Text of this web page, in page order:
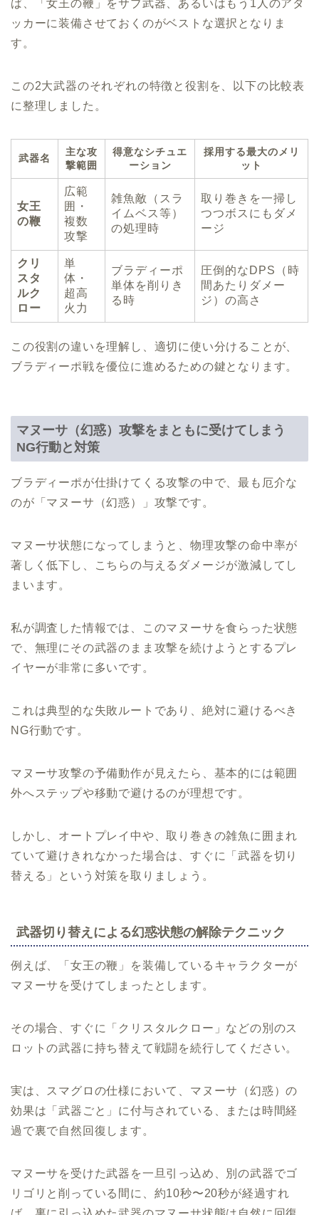
ば、「女王の鞭」をサブ武器、あるいはもう1人のアタ
ッカーに装備させておくのがベストな選択となりま
す。
この2大武器のそれぞれの特徴と役割を、以下の比較表
に整理しました。
武器名
主な攻
撃範囲
得意なシチュエ
ーション
採用する最大のメリ
ット
女王
の鞭
広範
囲・
複数
攻撃
雑魚敵（スラ
イムベス等）
の処理時
取り巻きを一掃し
つつボスにもダメ
ージ
クリ
スタ
ルク
ロー
単
体・
超高
火力
ブラディーポ
単体を削りき
る時
圧倒的なDPS（時
間あたりダメー
ジ）の高さ
この役割の違いを理解し、適切に使い分けることが、
ブラディーポ戦を優位に進めるための鍵となります。
マヌーサ（幻惑）攻撃をまともに受けてしまう
NG行動と対策
ブラディーポが仕掛けてくる攻撃の中で、最も厄介な
のが「マヌーサ（幻惑）」攻撃です。
マヌーサ状態になってしまうと、物理攻撃の命中率が
著しく低下し、こちらの与えるダメージが激減してし
まいます。
私が調査した情報では、このマヌーサを食らった状態
で、無理にその武器のまま攻撃を続けようとするプレ
イヤーが非常に多いです。
これは典型的な失敗ルートであり、絶対に避けるべき
NG行動です。
マヌーサ攻撃の予備動作が見えたら、基本的には範囲
外へステップや移動で避けるのが理想です。
しかし、オートプレイ中や、取り巻きの雑魚に囲まれ
ていて避けきれなかった場合は、すぐに「武器を切り
替える」という対策を取りましょう。
武器切り替えによる幻惑状態の解除テクニック
例えば、「女王の鞭」を装備しているキャラクターが
マヌーサを受けてしまったとします。
その場合、すぐに「クリスタルクロー」などの別のス
ロットの武器に持ち替えて戦闘を続行してください。
実は、スマグロの仕様において、マヌーサ（幻惑）の
効果は「武器ごと」に付与されている、または時間経
過で裏で自然回復します。
マヌーサを受けた武器を一旦引っ込め、別の武器でゴ
リゴリと削っている間に、約10秒〜20秒が経過すれ